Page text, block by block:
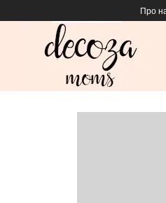
Перейти до основного контенту
Про